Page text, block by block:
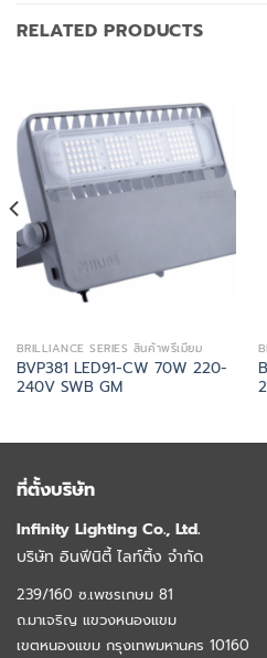
RELATED PRODUCTS
BRILLIANCE SERIES สินค้าพรีเมี่ยม
BVP381 LED91-CW 70W 220-
240V SWB GM
ที่ตั้งบริษัท
Infinity Lighting Co., Ltd.
บริษัท อินฟีนิตี้ ไลท์ติ้ง จำกัด
239/160 ซ.เพชรเกษม 81
ถ.มาเจริญ แขวงหนองแขม
เขตหนองแขม กรุงเทพมหานคร 10160